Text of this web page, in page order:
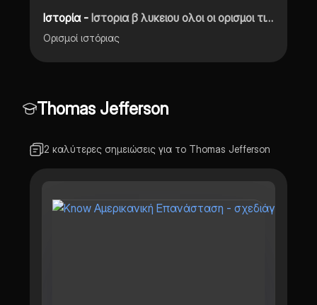
Ιστορία -Ιστορια β λυκειου ολοι οι ορισμοι τις τραπεζας
Ορισμοί ιστόριας
Thomas Jefferson
2 καλύτερες σημειώσεις για το Thomas Jefferson